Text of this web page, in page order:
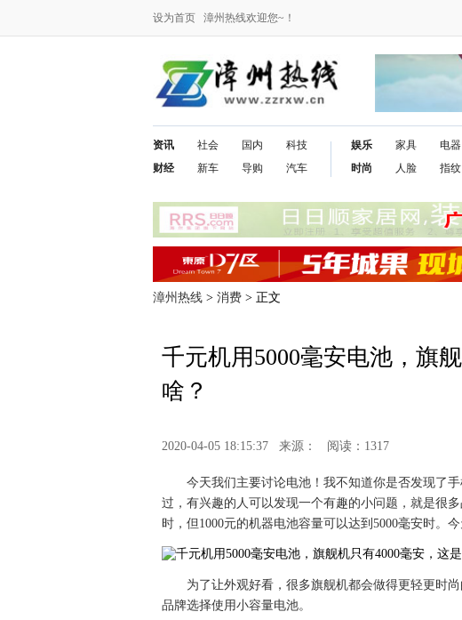
设为首页 漳州热线欢迎您~！
资讯
财经
社会
新车
国内
导购
科技
汽车
娱乐
时尚
家具
人脸
电器
指纹
漳州热线 > 消费 > 正文
千元机用5000毫安电池，旗
啥？
2020-04-05 18:15:37 来源： 阅读：1317
今天我们主要讨论电池！我不知道你是否发现了
过，有兴趣的人可以发现一个有趣的小问题，就是很
时，但1000元的机器电池容量可以达到5000毫安时。今
为了让外观好看，很多旗舰机都会做得更轻更时
品牌选择使用小容量电池。